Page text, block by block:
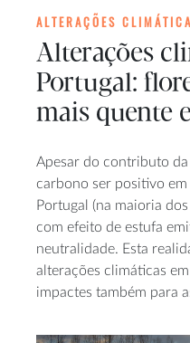
ALTERAÇÕES
Alterações
Portugal:
mais quente
Apesar do contributo
carbono ser positivo
Portugal (na maioria
com efeito de estufa
neutralidade. Esta
alterações climáticas
impactes também para